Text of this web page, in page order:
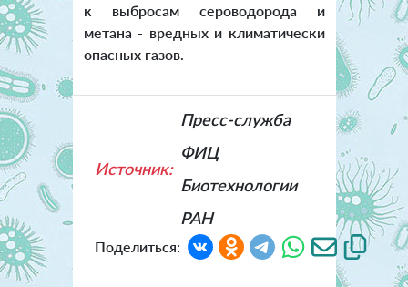
к выбросам сероводорода и
метана - вредных и климатически
опасных газов.
Источник:
Пресс-служба
ФИЦ
Биотехнологии
РАН
Поделиться: